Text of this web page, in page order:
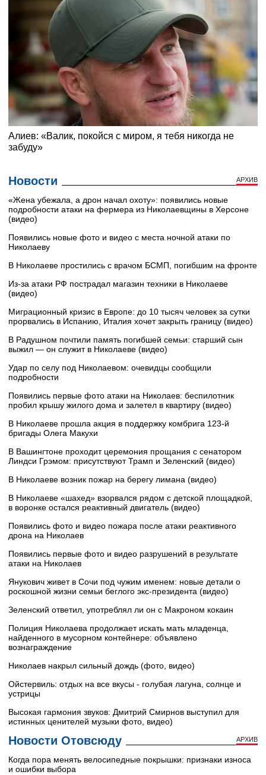
Новости АРХИВ
«Жена убежала, а дрон начал охоту»: появились новые
подробности атаки на фермера из Николаевщины в Херсоне
(видео)
Появились новые фото и видео с места ночной атаки по
Николаеву
В Николаеве простились с врачом БСМП, погибшим на фронте
Из-за атаки РФ пострадал магазин техники в Николаеве
(видео)
Миграционный кризис в Европе: до 10 тысяч человек за сутки
прорвались в Испанию, Италия хочет закрыть границу (видео)
В Радушном почтили память погибшей семьи: старший сын
выжил — он служит в Николаеве (видео)
Удар по селу под Николаевом: очевидцы сообщили
подробности
Появились первые фото атаки на Николаев: беспилотник
пробил крышу жилого дома и залетел в квартиру (видео)
В Николаеве прошла акция в поддержку комбрига 123-й
бригады Олега Макухи
В Вашингтоне проходит церемония прощания с сенатором
Линдси Грэмом: присутствуют Трамп и Зеленский (видео)
В Николаеве возник пожар на берегу лимана (видео)
В Николаеве «шахед» взорвался рядом с детской площадкой,
в воронке остался реактивный двигатель (видео)
Появились фото и видео пожара после атаки реактивного
дрона на Николаев
Появились первые фото и видео разрушений в результате
атаки на Николаев
Янукович живет в Сочи под чужим именем: новые детали о
роскошной жизни семьи беглого экс-президента (видео)
Зеленский ответил, употреблял ли он с Макроном кокаин
Полиция Николаева продолжает искать мать младенца,
найденного в мусорном контейнере: объявлено
вознаграждение
Николаев накрыл сильный дождь (фото, видео)
Ойстервиль: отдых на все вкусы - голубая лагуна, солнце и
устрицы
Высокая гармония звуков: Дмитрий Смирнов выступил для
истинных ценителей музыки фото, видео)
Новости Отовсюду АРХИВ
Когда пора менять велосипедные покрышки: признаки износа
и ошибки выбора